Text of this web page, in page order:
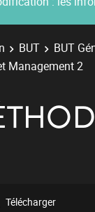
BUT
BUT
Management 2
Télécharger